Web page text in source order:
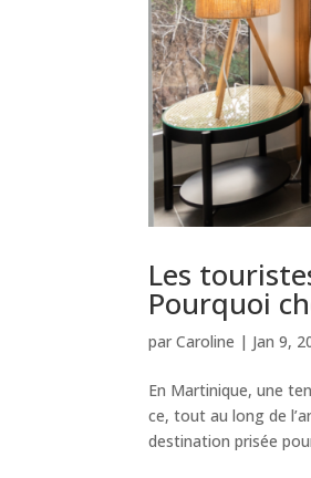
Les
Pourquoi
parCaroline | Jan 9,
En Martinique, une
ce, tout au long de
destination prisée